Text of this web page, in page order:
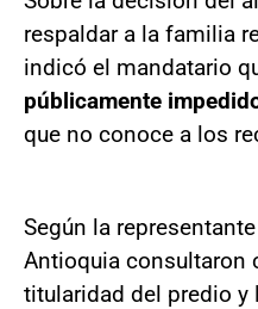
respaldar a la familia
indicó el mandatario
públicamente
que no conoce a los
Según la
Antioquia consultaron
titularidad del predio y